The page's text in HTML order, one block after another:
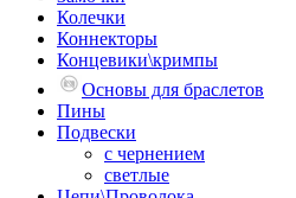
Колечки
Коннекторы
Концевики\кримпы
Основы для браслетов
Пины
Подвески
с чернением
светлые